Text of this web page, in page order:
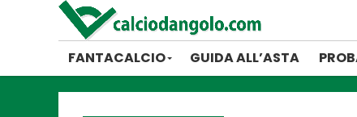
FANTACALCIO GUIDA ALL’ASTA